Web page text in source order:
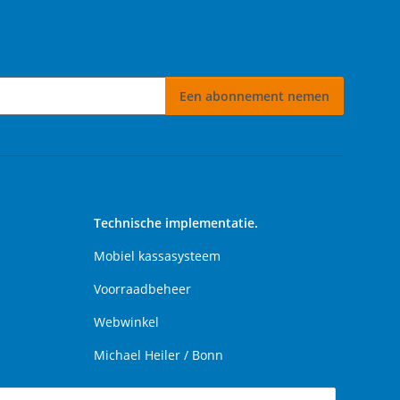
Een abonnement nemen
Technische implementatie.
Mobiel kassasysteem
Voorraadbeheer
Webwinkel
Michael Heiler / Bonn